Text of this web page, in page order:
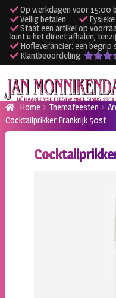
Op werkdagen voor 15:00
Veilig betalen
Fysieke
Staat een artikel op
kunt u het direct afhalen,
Hofleverancier: een begrip
Klantbeoordeling:
Ga
door
naar
navigatie
Ga
naar
de
inhoudVerhuur kleding
Verhuur apparatuur
Home Themafeesten
Cocktailprikker Frankrijk 50st